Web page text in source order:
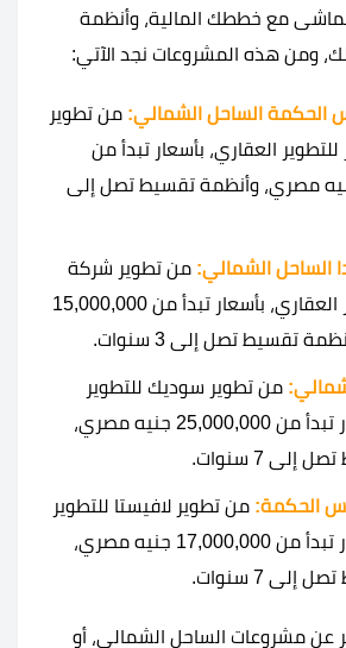
مع خططك المالية، وأنظمة
ومن هذه المشروعات نجد الآتي:
الحكمة الساحل الشمالي: من تطوير
العقاري، بأسعار تبدأ من
جنيه مصري، وأنظمة تقسيط تصل إلى
الساحل الشمالي: من تطوير شركة
لافيستا للتطوير العقاري، بأسعار تبدأ من 15,000,000
تقسيط تصل إلى 3 سنوات.
من تطوير سوديك للتطوير
العقاري، بأسعار تبدأ من 25,000,000 جنيه مصري،
7 سنوات.
الحكمة: من تطوير لافيستا للتطوير
العقاري، بأسعار تبدأ من 17,000,000 جنيه مصري،
7 سنوات.
عن مشروعات الساحل الشمالي، أو